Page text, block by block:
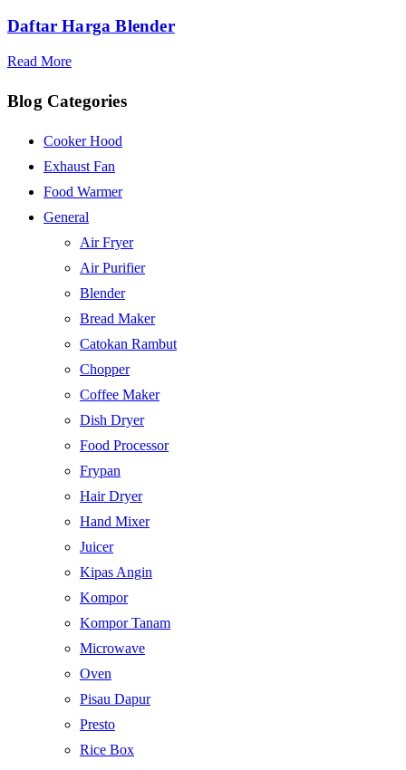
Daftar Harga Blender
Read More
Blog Categories
Cooker Hood
Exhaust Fan
Food Warmer
General
Air Fryer
Air Purifier
Blender
Bread Maker
Catokan Rambut
Chopper
Coffee Maker
Dish Dryer
Food Processor
Frypan
Hair Dryer
Hand Mixer
Juicer
Kipas Angin
Kompor
Kompor Tanam
Microwave
Oven
Pisau Dapur
Presto
Rice Box